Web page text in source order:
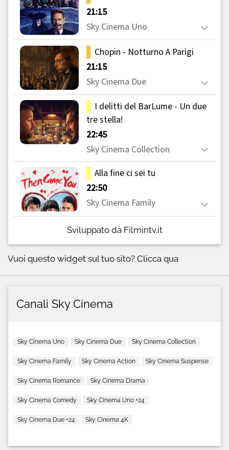
Sviluppato da Filmintv.it
Vuoi questo widget sul tuo sito? Clicca qua
Canali Sky Cinema
Sky Cinema Uno Sky Cinema Due Sky Cinema Collection
Sky Cinema Family Sky Cinema Action Sky Cinema Suspense
Sky Cinema Romance Sky Cinema Drama
Sky Cinema Comedy Sky Cinema Uno +24
Sky Cinema Due +24 Sky Cinema 4K